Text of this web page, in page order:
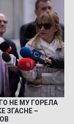
НЕ МУ ГОРЕЛА
ЗГАСНЕ –